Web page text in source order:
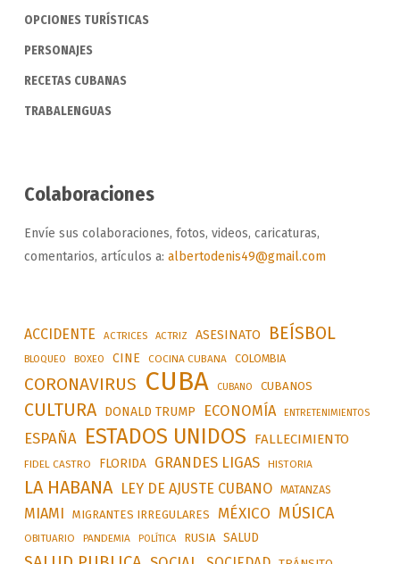
OPCIONES TURÍSTICAS
PERSONAJES
RECETAS CUBANAS
TRABALENGUAS
Colaboraciones
Envíe sus colaboraciones, fotos, videos, caricaturas,
comentarios, artículos a: albertodenis49@gmail.com
ACCIDENTE ACTRICES ACTRIZ ASESINATO BEÍSBOL
BLOQUEO BOXEO CINE COCINA CUBANA COLOMBIA
CORONAVIRUS CUBA CUBANO CUBANOS
CULTURA DONALD TRUMP ECONOMÍA ENTRETENIMIENTOS
ESPAÑA ESTADOS UNIDOS FALLECIMIENTO
FIDEL CASTRO FLORIDA GRANDES LIGAS HISTORIA
LA HABANA LEY DE AJUSTE CUBANO MATANZAS
MIAMI MIGRANTES IRREGULARES MÉXICO MÚSICA
OBITUARIO PANDEMIA POLÍTICA RUSIA SALUD